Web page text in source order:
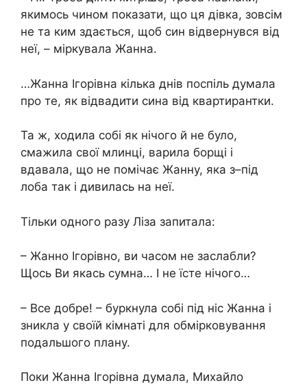
якимось чином показати, що ця дівка, зовсім
не та ким здається, щоб син відвернувся від
неї, – міркувала Жанна.
…Жанна Ігорівна кілька днів поспіль думала
про те, як відвадити сина від квартирантки.
Та ж, ходила собі як нічого й не було,
смажила свої млинці, варила борщі і
вдавала, що не помічає Жанну, яка з–під
лоба так і дивилась на неї.
Тільки одного разу Ліза запитала:
– Жанно Ігорівно, ви часом не заслабли?
Щось Ви якась сумна… І не їсте нічого…
– Все добре! – буркнула собі під ніс Жанна і
зникла у своїй кімнаті для обмірковування
подальшого плану.
Поки Жанна Ігорівна думала, Михайло